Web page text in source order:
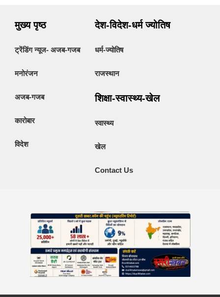
मुख्य पृष्ठ
ट्रेंडिंग न्यूज- अजब-गजब
मनोरंजन
अजब-गजब
कारोबार
विदेश
देश-विदेश-धर्म ज्योतिष
धर्म-ज्योतिष
राजस्थान
शिक्षा-स्वास्थ्य-खेल
स्वास्थ्य
खेल
Contact Us